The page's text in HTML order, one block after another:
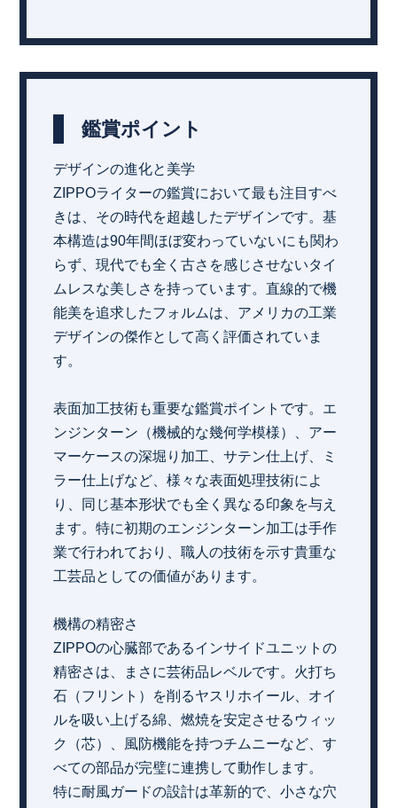
鑑賞ポイント
デザインの進化と美学
ZIPPOライターの鑑賞において最も注目すべ
きは、その時代を超越したデザインです。基
本構造は90年間ほぼ変わっていないにも関わ
らず、現代でも全く古さを感じさせないタイ
ムレスな美しさを持っています。直線的で機
能美を追求したフォルムは、アメリカの工業
デザインの傑作として高く評価されていま
す。
表面加工技術も重要な鑑賞ポイントです。エ
ンジンターン（機械的な幾何学模様）、アー
マーケースの深堀り加工、サテン仕上げ、ミ
ラー仕上げなど、様々な表面処理技術によ
り、同じ基本形状でも全く異なる印象を与え
ます。特に初期のエンジンターン加工は手作
業で行われており、職人の技術を示す貴重な
工芸品としての価値があります。
機構の精密さ
ZIPPOの心臓部であるインサイドユニットの
精密さは、まさに芸術品レベルです。火打ち
石（フリント）を削るヤスリホイール、オイ
ルを吸い上げる綿、燃焼を安定させるウィッ
ク（芯）、風防機能を持つチムニーなど、す
べての部品が完璧に連携して動作します。
特に耐風ガードの設計は革新的で、小さな穴